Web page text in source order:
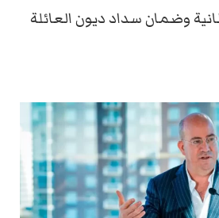
وضمان سداد ديون العائلة